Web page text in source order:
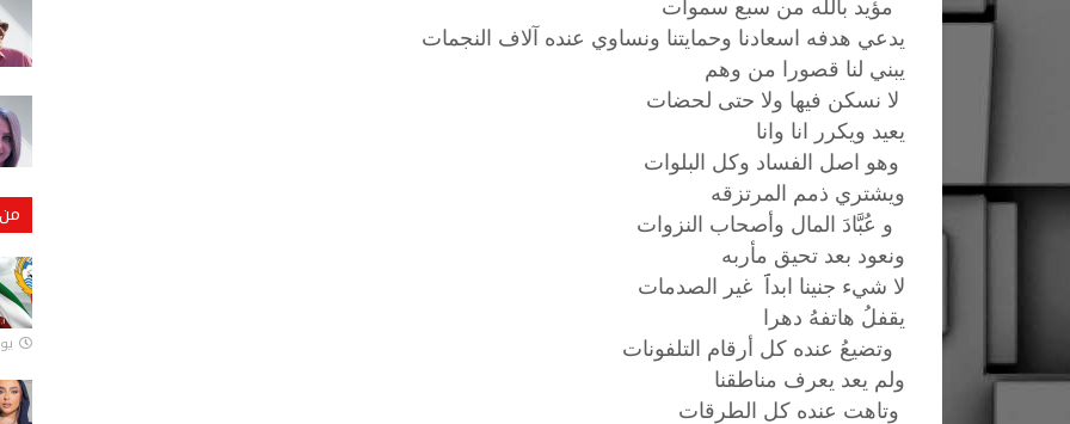
يدعي هدفه اسعادنا وحمايتنا ونساوي عنده آلاف النجمات
يبني لنا قصورا من وهم
لا نسكن فيها ولا حتى لحضات
يعيد ويكرر انا وانا
وهو اصل الفساد وكل البلوات
ويشتري ذمم المرتزقه
و عُبَّادَ المال وأصحاب النزوات
ونعود بعد تحيق مأربه
لا شيء جنينا ابداَََ غير الصدمات
يقفلُ هاتفهُ دهرا
وتضيعُ عنده كل أرقام التلفونات
ولم يعد يعرف مناطقنا
وتاهت عنده كل الطرقات